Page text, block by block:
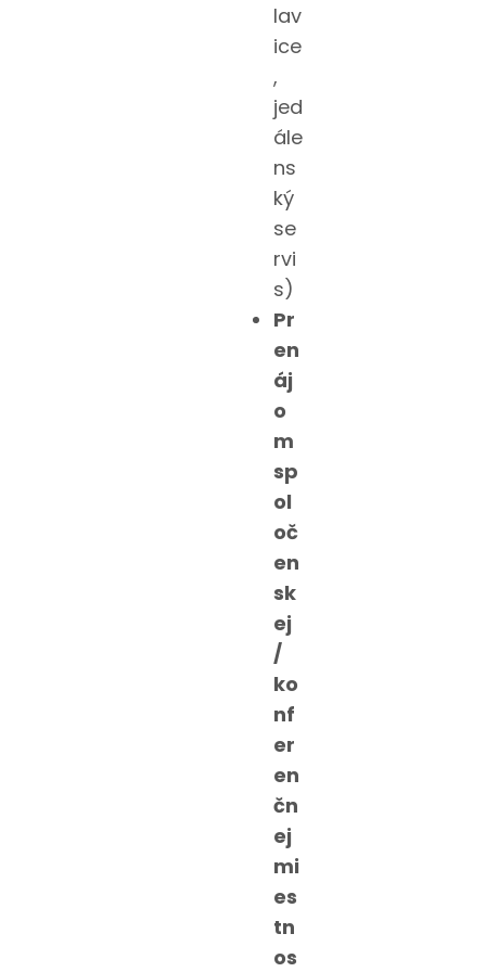
lav
ice
,
jed
ále
ns
ký
se
rvi
s)
Pr
en
áj
o
m
sp
ol
oč
en
sk
ej
/
ko
nf
er
en
čn
ej
mi
es
tn
os